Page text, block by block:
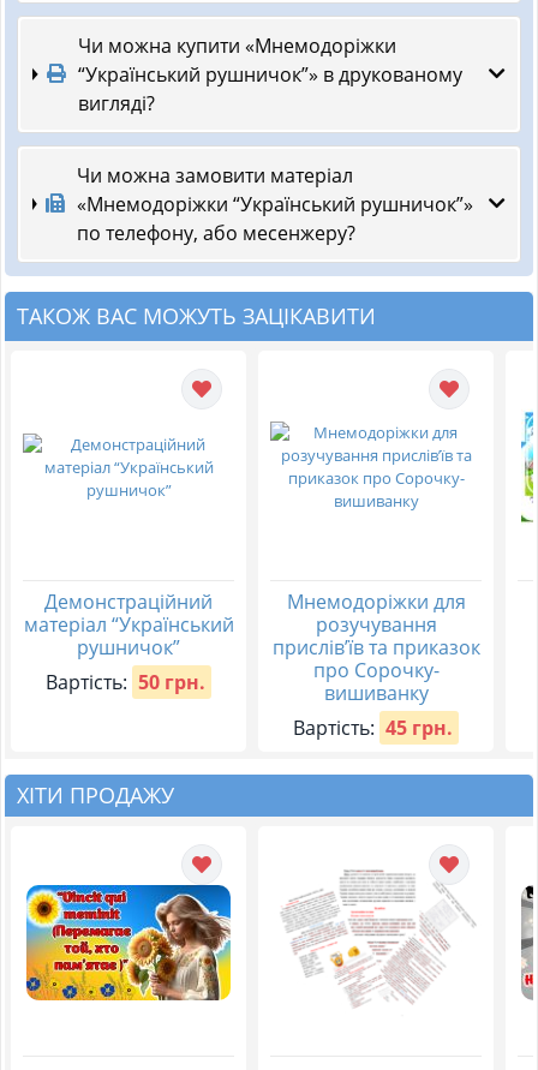
Чи можна купити «Мнемодоріжки
“Український рушничок”» в друкованому
вигляді?
Чи можна замовити матеріал
«Мнемодоріжки “Український рушничок”»
по телефону, або месенжеру?
ТАКОЖ ВАС МОЖУТЬ ЗАЦІКАВИТИ
Демонстраційний
матеріал “Український
рушничок”
Вартість: 50 грн.
Мнемодоріжки для
розучування
прислів’їв та приказок
про Сорочку-
вишиванку
Вартість: 45 грн.
ХІТИ ПРОДАЖУ